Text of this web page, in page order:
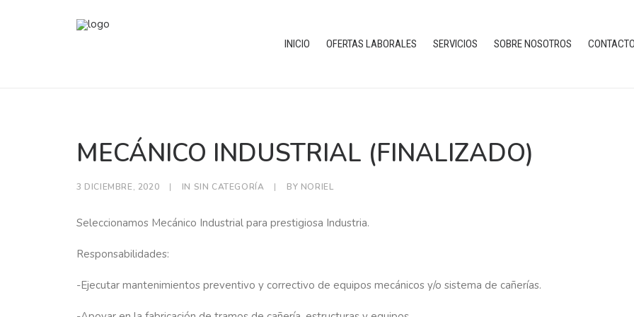
INICIO OFERTAS LABORALES SERVICIOS SOBRE NOSOTROS
MECÁNICO INDUSTRIAL (FINALIZADO)
3 DICIEMBRE, 2020 | IN SIN CATEGORÍA | BY NORIEL
Seleccionamos Mecánico Industrial para prestigiosa Industria.
Responsabilidades:
-Ejecutar mantenimientos preventivo y correctivo de equipos mecánicos y/o sistema de cañerías.